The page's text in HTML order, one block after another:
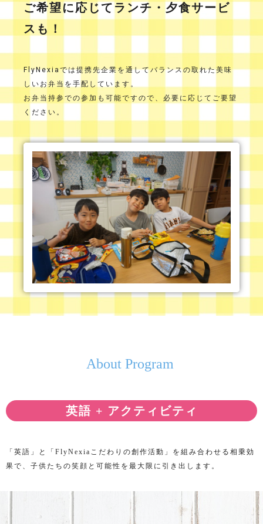
ご希望に応じてランチ・夕食サービ
スも！
FlyNexiaでは提携先企業を通してバランスの取れた美味
しいお弁当を手配しています。
お弁当持参での参加も可能ですので、必要に応じてご要望
ください。
About Program
英語 + アクティビティ
「英語」と「FlyNexiaこだわりの創作活動」を組み合わせる相乗効
果で、子供たちの笑顔と可能性を最大限に引き出します。